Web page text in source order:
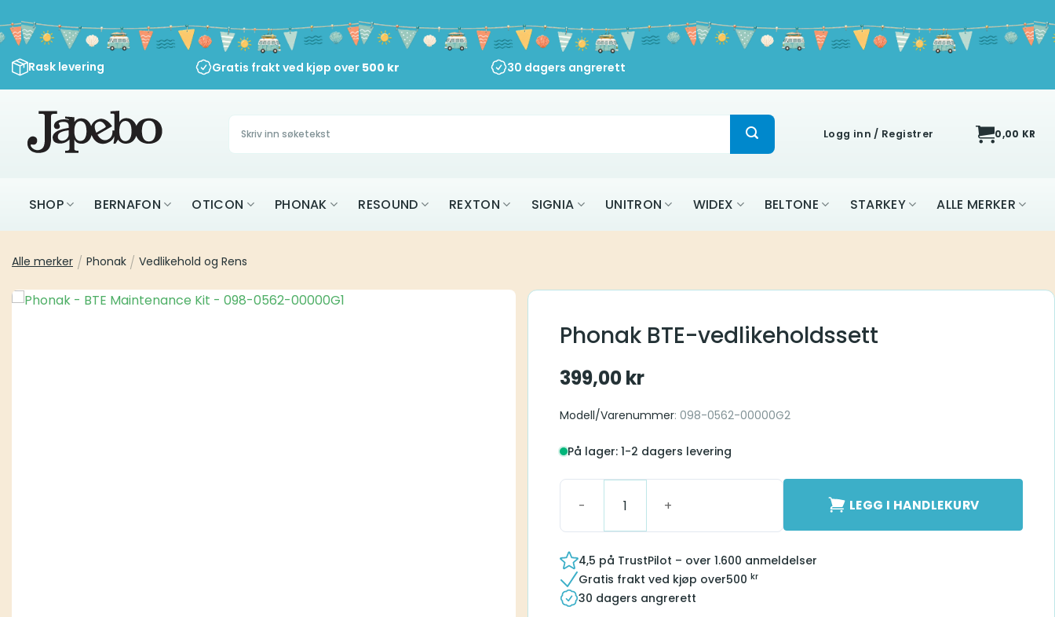
to
content
Rask levering Gratis frakt ved kjøp over 500 kr 30 dagers angrerett
Søk
etter:
Logg inn / Registrer 0,00 KR
SHOP BERNAFON OTICON PHONAK RESOUND REXTON SIGNIA UNITRON WIDEX BELTONE STARKEY ALLE MERKER
Alle merker / Phonak / Vedlikehold og Rens
Phonak BTE-vedlikeholdssett
399,00kr
Modell/Varenummer: 098-0562-00000G2
På lager: 1-2 dagers levering
LEGG I HANDLEKURV
4,5 på TrustPilot – over 1.600 anmeldelser
Gratis frakt ved kjøp over500 kr
30 dagers angrerett